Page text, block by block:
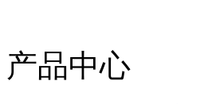
产品中心